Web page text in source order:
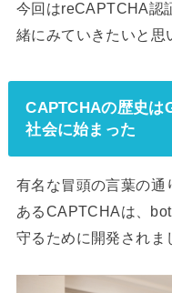
今回はreCAPTCHA認
緒にみていきたいと思
CAPTCHAの歴史は
社会に始まった
有名な冒頭の言葉の通
あるCAPTCHAは、
守るために開発されま